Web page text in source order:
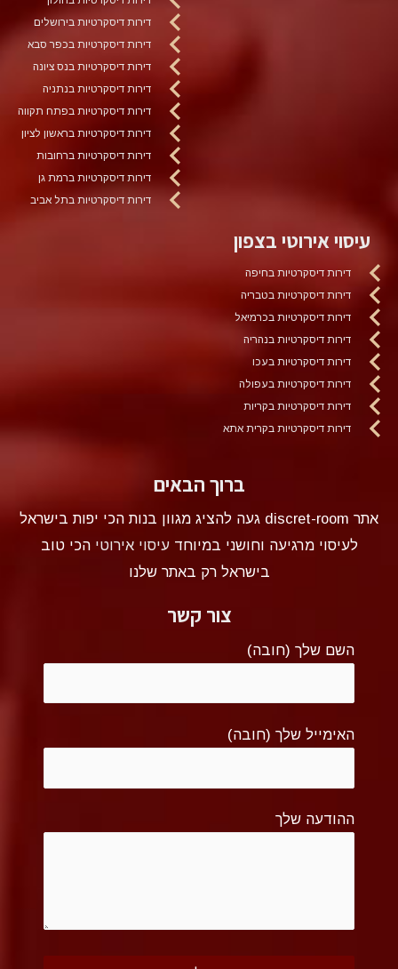
דירות דיסקרטיות בירושלים
דירות דיסקרטיות בכפר סבא
דירות דיסקרטיות בנס ציונה
דירות דיסקרטיות בנתניה
דירות דיסקרטיות בפתח תקווה
דירות דיסקרטיות בראשון לציון
דירות דיסקרטיות ברחובות
דירות דיסקרטיות ברמת גן
דירות דיסקרטיות בתל אביב
עיסוי אירוטי בצפון
דירות דיסקרטיות בחיפה
דירות דיסקרטיות בטבריה
דירות דיסקרטיות בכרמיאל
דירות דיסקרטיות בנהריה
דירות דיסקרטיות בעכו
דירות דיסקרטיות בעפולה
דירות דיסקרטיות בקריות
דירות דיסקרטיות בקרית אתא
ברוך הבאים
אתר discret-room געה להציג מגוון בנות הכי יפות בישראל
לעיסוי מרגיעה וחושני במיוחדעיסוי אירוטי הכי טוב
בישראל רק באתר שלנו
צור קשר
השם שלך (חובה)
האימייל שלך (חובה)
ההודעה שלך